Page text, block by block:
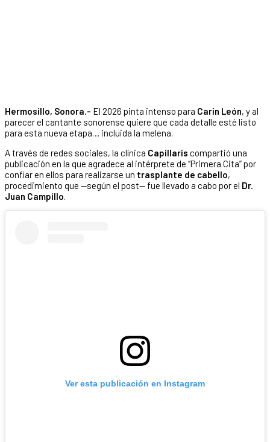
Hermosillo, Sonora.- El 2026 pinta intenso para Carín León, y al
parecer el cantante sonorense quiere que cada detalle esté listo
para esta nueva etapa… incluida la melena.
A través de redes sociales, la clínica Capillaris compartió una
publicación en la que agradece al intérprete de “Primera Cita” por
confiar en ellos para realizarse un trasplante de cabello,
procedimiento que —según el post— fue llevado a cabo por el Dr.
Juan Campillo.
Ver esta publicación en Instagram